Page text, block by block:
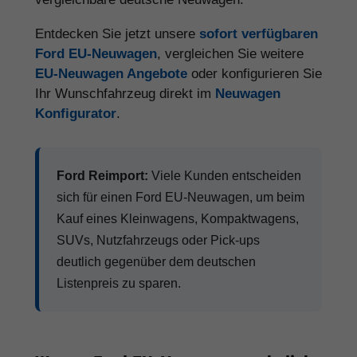
Entdecken Sie jetzt unsere sofort verfügbaren
Ford EU-Neuwagen, vergleichen Sie weitere
EU-Neuwagen Angebote oder konfigurieren Sie
Ihr Wunschfahrzeug direkt im Neuwagen
Konfigurator.
Ford Reimport: Viele Kunden entscheiden
sich für einen Ford EU-Neuwagen, um beim
Kauf eines Kleinwagens, Kompaktwagens,
SUVs, Nutzfahrzeugs oder Pick-ups
deutlich gegenüber dem deutschen
Listenpreis zu sparen.